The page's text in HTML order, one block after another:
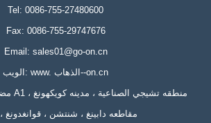
Tel: 0086-755-27480600
Fax: 0086-755-29747676
Email: sales01@go-on.cn
الويب: www. الذهاب--on.cn
مضافا اليه: 5 ف ، مبني A1 ، منطقه تشيجي الصناعية ، مدينه كويكهونغ
مقاطعه دابينغ ، شنتشن ، قوانغدونغ